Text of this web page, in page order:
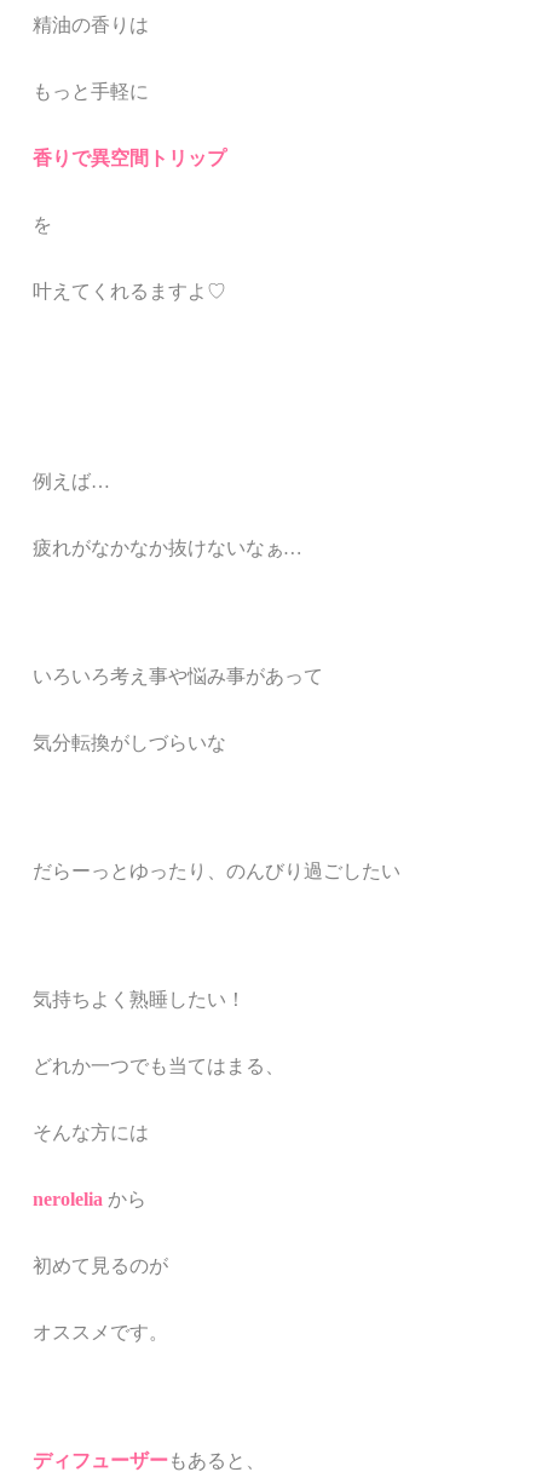
精油の香りは
もっと手軽に
香りで異空間トリップ
を
叶えてくれる ますよ♡
例えば…
疲れがなかなか抜けないなぁ…
いろいろ考え事や悩み事があって
気分転換がしづらいな
だらーっとゆったり、のんびり過ごしたい
気持ちよく熟睡したい！
どれか一つでも当てはまる、
そんな方には
nerolelia から
初めて見るのが
オススメです。
ディフューザーもあると、